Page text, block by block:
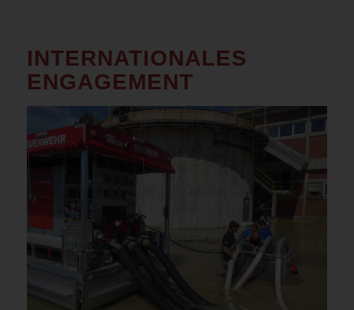
INTERNATIONALES
ENGAGEMENT